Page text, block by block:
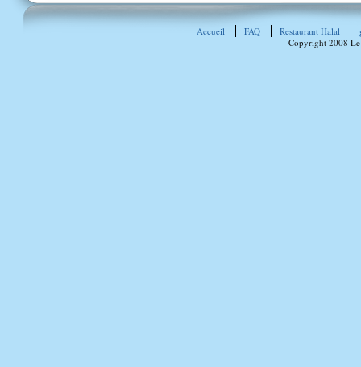
Accueil FAQ Restaurant Halal
Copyright 2008